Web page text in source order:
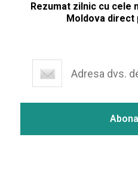
Rezumat zilnic cu cele
Moldova direct